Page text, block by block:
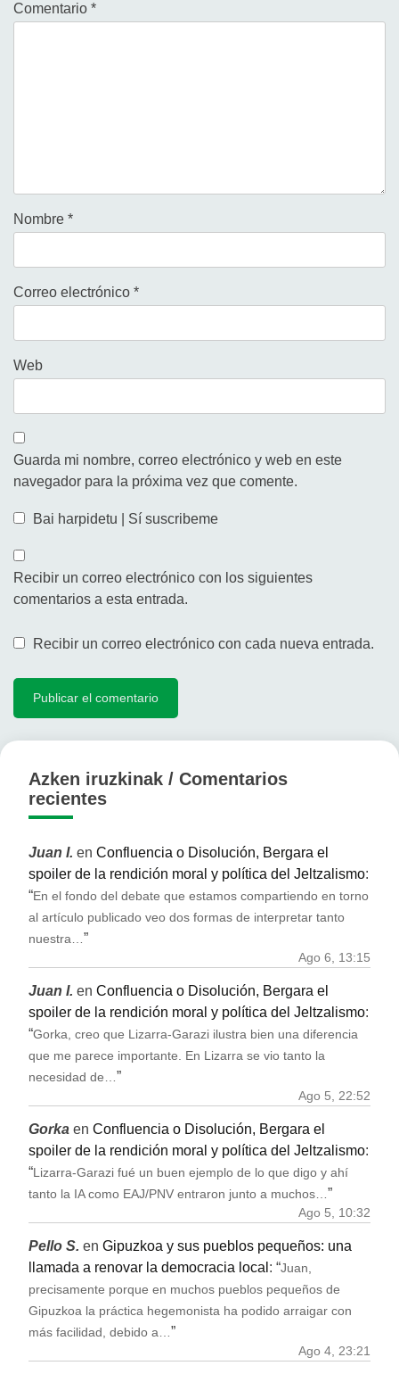
Comentario *
Nombre *
Correo electrónico *
Web
Guarda mi nombre, correo electrónico y web en este
navegador para la próxima vez que comente.
Bai harpidetu | Sí suscribeme
Recibir un correo electrónico con los siguientes
comentarios a esta entrada.
Recibir un correo electrónico con cada nueva entrada.
Azken iruzkinak / Comentarios
recientes
Juan I. en Confluencia o Disolución, Bergara el
spoiler de la rendición moral y política del Jeltzalismo:
“En el fondo del debate que estamos compartiendo en torno
al artículo publicado veo dos formas de interpretar tanto
nuestra…”
Ago 6, 13:15
Juan I. en Confluencia o Disolución, Bergara el
spoiler de la rendición moral y política del Jeltzalismo:
“Gorka, creo que Lizarra-Garazi ilustra bien una diferencia
que me parece importante. En Lizarra se vio tanto la
necesidad de…”
Ago 5, 22:52
Gorka en Confluencia o Disolución, Bergara el
spoiler de la rendición moral y política del Jeltzalismo:
“ Lizarra-Garazi fué un buen ejemplo de lo que digo y ahí
tanto la IA como EAJ/PNV entraron junto a muchos… ”
Ago 5, 10:32
Pello S. en Gipuzkoa y sus pueblos pequeños: una
llamada a renovar la democracia local : “Juan,
precisamente porque en muchos pueblos pequeños de
Gipuzkoa la práctica hegemonista ha podido arraigar con
más facilidad, debido a… ”
Ago 4, 23:21